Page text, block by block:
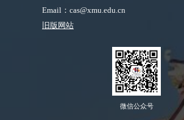
Email：cas@xmu.edu.cn
旧版网站
微信公众号